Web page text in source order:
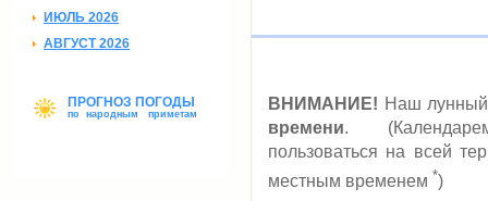
ИЮЛЬ 2026
АВГУСТ 2026
ПРОГНОЗ ПОГОДЫ
по народным приметам
ВНИМАНИЕ! Наш лунный
времени.
пользоваться на всей
местным временем *)